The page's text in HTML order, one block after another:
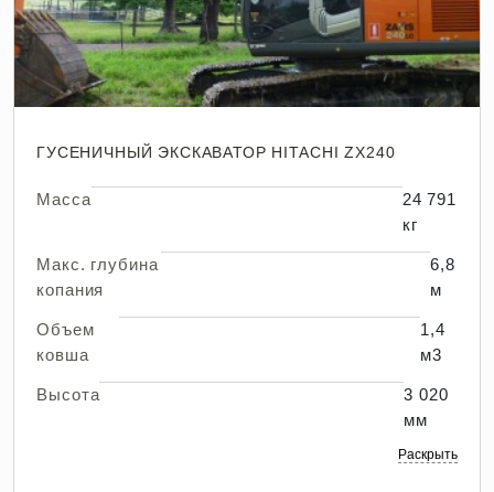
ГУСЕНИЧНЫЙ ЭКСКАВАТОР HITACHI ZX240
Масса
24 791
кг
Макс. глубина
копания
6,8
м
Объем
ковша
1,4
м3
Высота
3 020
мм
Раскрыть